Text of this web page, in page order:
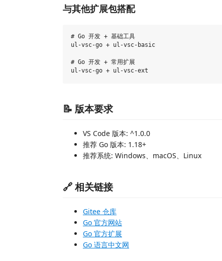
与其他扩展包搭配
# Go 开发 + 基础工具
ul-vsc-go + ul-vsc-basic
# Go 开发 + 常用扩展
📝 版本要求
VS Code 版本: ^1.0.0
推荐 Go 版本: 1.18+
推荐系统: Windows、macOS、Linux
🔗 相关链接
Gitee 仓库
Go 官方网站
Go 官方扩展
Go 语言中文网